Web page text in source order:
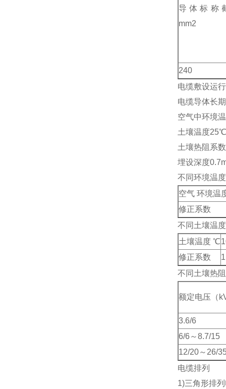
导体标称
mm2
240
电缆敷设运
电缆导体长
空气中环境
土壤温度25℃
土壤热阻系
埋设深度
不同环境温
空气 环境温
修正系数
不同土壤温
土壤温度 ℃
修正系数
不同土壤热
额定电压（
3.6/6
6/6～8.7/15
12/20～26/
电缆排列
1)三角形排